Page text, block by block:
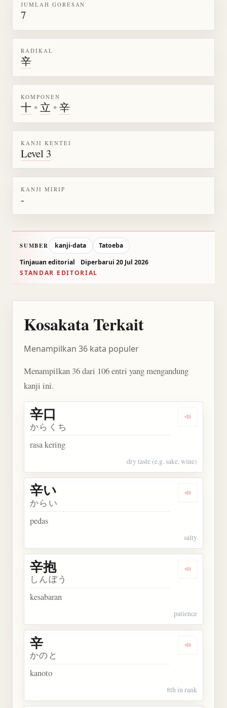
JUMLAH GORESAN
7
RADIKAL
辛
KOMPONEN
十 • 立 •辛
KANJI KENTEI
Level 3
KANJI MIRIP
-
SUMBER kanji-data
Tatoeba
Tinjauan editorial
Diperbarui 20 Jul 2026
STANDAR EDITORIAL
Kosakata Terkait
Menampilkan 36 kata populer
Menampilkan 36 dari 106 entri yang mengandung
kanji ini.
Dengarkan
辛口
からくち
rasa kering
dry taste (e.g. sake, wine)
Dengarkan
辛い
からい
pedas
salty
Dengarkan
辛抱
しんぼう
kesabaran
patience
Dengarkan
辛
かのと
kanoto
8th in rank